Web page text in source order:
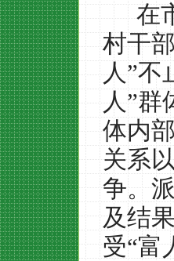
在
村干
人”不
人”群
体内
关系
争。
及结
受“富